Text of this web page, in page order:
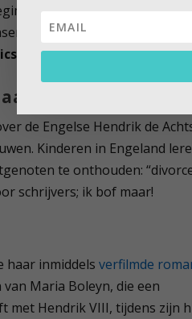
Yelin boort hiermee een
een misdadig regime
het Engelse hof
de Engelse Hendrik de
Kinderen in Engeland
te onthouden:
schrijvers; ik bof maar!
haar inmiddels verfilmde
Maria Boleyn, die een
met Hendrik VIII, tijdens zijn